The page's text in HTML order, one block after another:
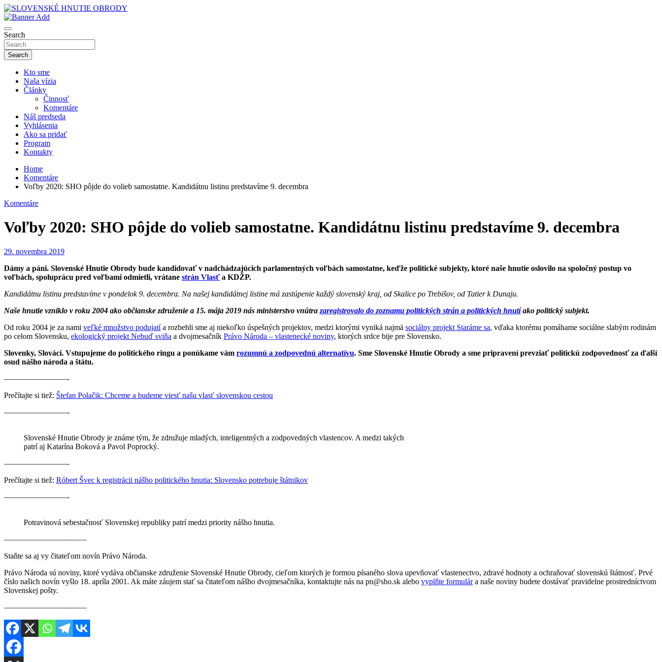
Skip
to
content
SLOVENSKÉ HNUTIE OBRODY
Search
Search
Kto sme
Naša vízia
Články
Činnosť
Komentáre
Náš predseda
Vyhlásenia
Ako sa pridať
Program
Kontakty
Home
Komentáre
Voľby 2020: SHO pôjde do volieb samostatne. Kandidátnu listinu predstavíme 9. decembra
Komentáre
Voľby 2020: SHO pôjde do volieb samostatne. Kandidátnu listinu predstavíme 9. decembra
29. novembra 2019
Dámy a páni. Slovenské Hnutie Obrody bude kandidovať v nadchádzajúcich parlamentných voľbách samostatne, keďže politické subjekty, ktoré naše hnutie oslovilo na spoločný postup vo
voľbách, spoluprácu pred voľbami odmietli, vrátane strán Vlasťa KDŽP.
Kandidátnu listinu predstavíme v pondelok 9. decembra. Na našej kandidátnej listine má zastúpenie každý slovenský kraj, od Skalice po Trebišov, od Tatier k Dunaju.
Naše hnutie vzniklo v roku 2004 ako občianske združenie a 15. mája 2019 nás ministerstvo vnútra zaregistrovalo do zoznamu politických strán a politických hnutíako politický subjekt.
Od roku 2004 je za nami veľké množstvo podujatía rozbehli sme aj niekoľko úspešných projektov, medzi ktorými vyniká najmä sociálny projekt Staráme sa, vďaka ktorému pomáhame sociálne slabým rodinám
po celom Slovensku, ekologický projekt Nebuď sviňa a dvojmesačník Právo Národa – vlastenecké noviny, ktorých srdce bije pre Slovensko.
Slovenky, Slováci. Vstupujeme do politického ringu a ponúkame vám rozumnú a zodpovednú alternatívu. Sme Slovenské Hnutie Obrody a sme pripravení prevziať politickú zodpovednosť za ďalší
osud nášho národa a štátu.
————————-
Prečítajte si tiež: Štefan Polačik: Chceme a budeme viesť našu vlasť slovenskou cestou
————————-
Slovenské Hnutie Obrody je známe tým, že združuje mladých, inteligentných a zodpovedných vlastencov. A medzi takých
patrí aj Katarína Boková a Pavol Poprocký.
————————-
Prečítajte si tiež: Róbert Švec k registrácii nášho politického hnutia: Slovensko potrebuje štátnikov
————————-
Potravinová sebestačnosť Slovenskej republiky patrí medzi priority nášho hnutia.
————————–——
Staňte sa aj vy čitateľom novín Právo Národa.
Právo Národa sú noviny, ktoré vydáva občianske združenie Slovenské Hnutie Obrody, cieľom ktorých je formou písaného slova upevňovať vlastenectvo, zdravé hodnoty a ochraňovať slovenskú štátnosť. Prvé
číslo našich novín vyšlo 18. apríla 2001. Ak máte záujem stať sa čitateľom nášho dvojmesačníka, kontaktujte nás na pn@sho.sk alebo vyplňte formulára naše noviny budete dostávať pravidelne prostredníctvom
Slovenskej pošty.
————————–——